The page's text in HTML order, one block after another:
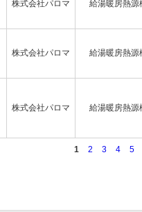
株式会社パロマ 給湯暖房熱源
株式会社パロマ 給湯暖房熱源
株式会社パロマ 給湯暖房熱源
1 2 3 4 5